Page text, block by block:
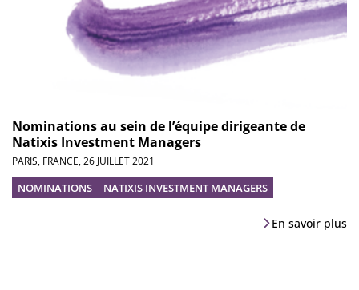
Nominations au sein de l’équipe dirigeante de
Natixis Investment Managers
PARIS, FRANCE,26 JUILLET 2021
NOMINATIONS NATIXIS INVESTMENT MANAGERS
En savoir plus